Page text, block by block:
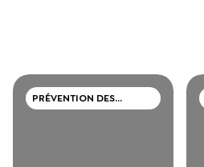
PRÉVENTION DES
CONSOMMATIONS DE